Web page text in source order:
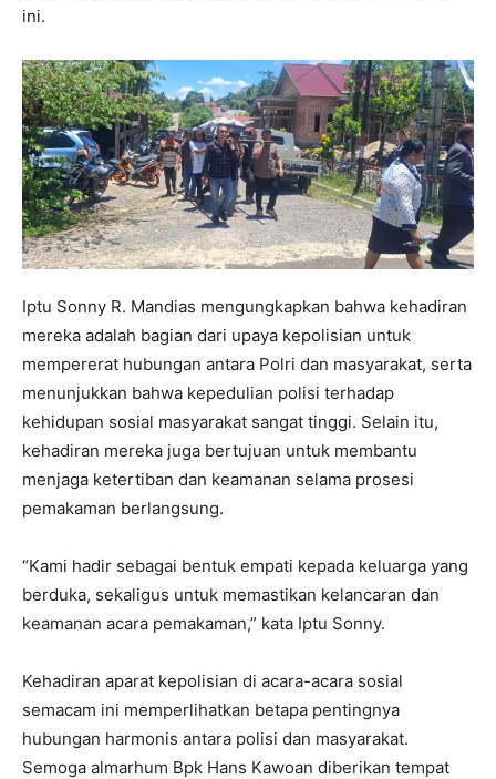
ini.
Iptu Sonny R. Mandias mengungkapkan bahwa kehadiran
mereka adalah bagian dari upaya kepolisian untuk
mempererat hubungan antara Polri dan masyarakat, serta
menunjukkan bahwa kepedulian polisi terhadap
kehidupan sosial masyarakat sangat tinggi. Selain itu,
kehadiran mereka juga bertujuan untuk membantu
menjaga ketertiban dan keamanan selama prosesi
pemakaman berlangsung.
“Kami hadir sebagai bentuk empati kepada keluarga yang
berduka, sekaligus untuk memastikan kelancaran dan
keamanan acara pemakaman,” kata Iptu Sonny.
Kehadiran aparat kepolisian di acara-acara sosial
semacam ini memperlihatkan betapa pentingnya
hubungan harmonis antara polisi dan masyarakat.
Semoga almarhum Bpk Hans Kawoan diberikan tempat